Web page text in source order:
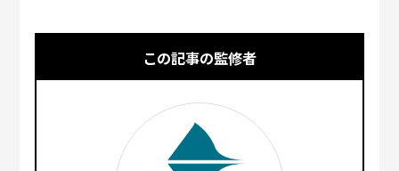
この記事の監修者